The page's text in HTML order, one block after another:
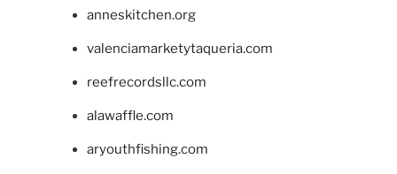
anneskitchen.org
valenciamarketytaqueria.com
reefrecordsllc.com
alawaffle.com
aryouthfishing.com